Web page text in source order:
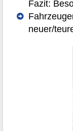
Fazit:
neuer/